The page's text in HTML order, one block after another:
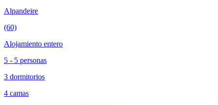
Alpandeire
(60)
Alojamiento entero
5 - 5 personas
3 dormitorios
4 camas